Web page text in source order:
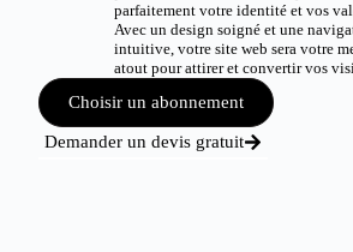
parfaitement votre identité et vos
Avec un design soigné et une
intuitive, votre site web sera votre
atout pour attirer et convertir vos
Choisir un abonnement
Demander un devis gratuit